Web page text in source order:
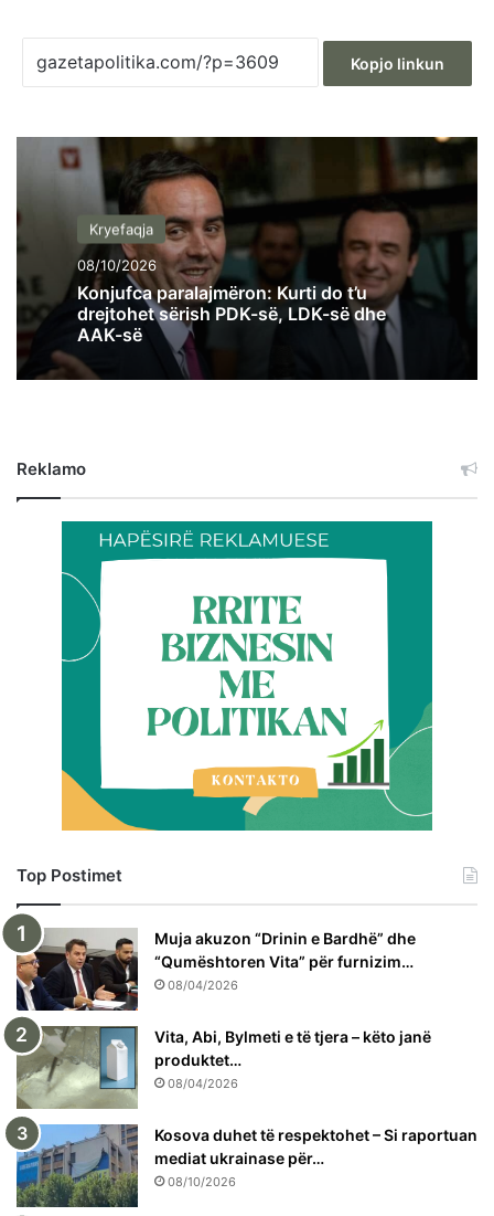
Kopjo linkun
Kryefaqja
08/10/2026
Konjufca paralajmëron: Kurti do t’u
drejtohet sërish PDK-së, LDK-së dhe
AAK-së
Reklamo
Top Postimet
Muja akuzon “Drinin e Bardhë” dhe
“Qumështoren Vita” për furnizim…
08/04/2026
Vita, Abi, Bylmeti e të tjera – këto janë
produktet…
08/04/2026
Kosova duhet të respektohet – Si raportuan
mediat ukrainase për…
08/10/2026